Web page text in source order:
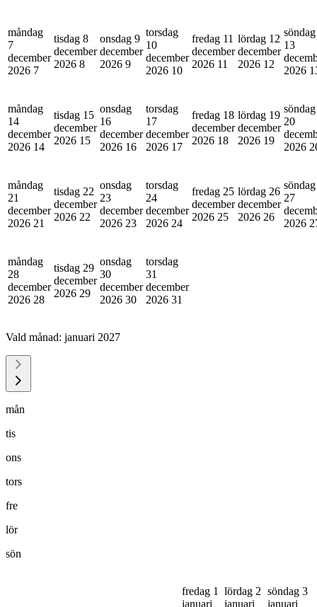
måndag
7
december
2026 7
tisdag 8
december
2026 8
onsdag 9
december
2026 9
torsdag
10
december
2026 10
fredag 11
december
2026 11
lördag 12
december
2026 12
söndag
13
2026
måndag
14
december
2026 14
tisdag 15
december
2026 15
onsdag
16
december
2026 16
torsdag
17
december
2026 17
fredag 18
december
2026 18
lördag 19
december
2026 19
söndag
20
2026
måndag
21
december
2026 21
tisdag 22
december
2026 22
onsdag
23
december
2026 23
torsdag
24
december
2026 24
fredag 25
december
2026 25
lördag 26
december
2026 26
söndag
27
2026
måndag
28
december
2026 28
tisdag 29
december
2026 29
onsdag
30
december
2026 30
torsdag
31
december
2026 31
Vald månad: januari 2027
mån
tis
ons
tors
fre
lör
sön
fredag 1
januari
lördag 2
januari
söndag 3
januari